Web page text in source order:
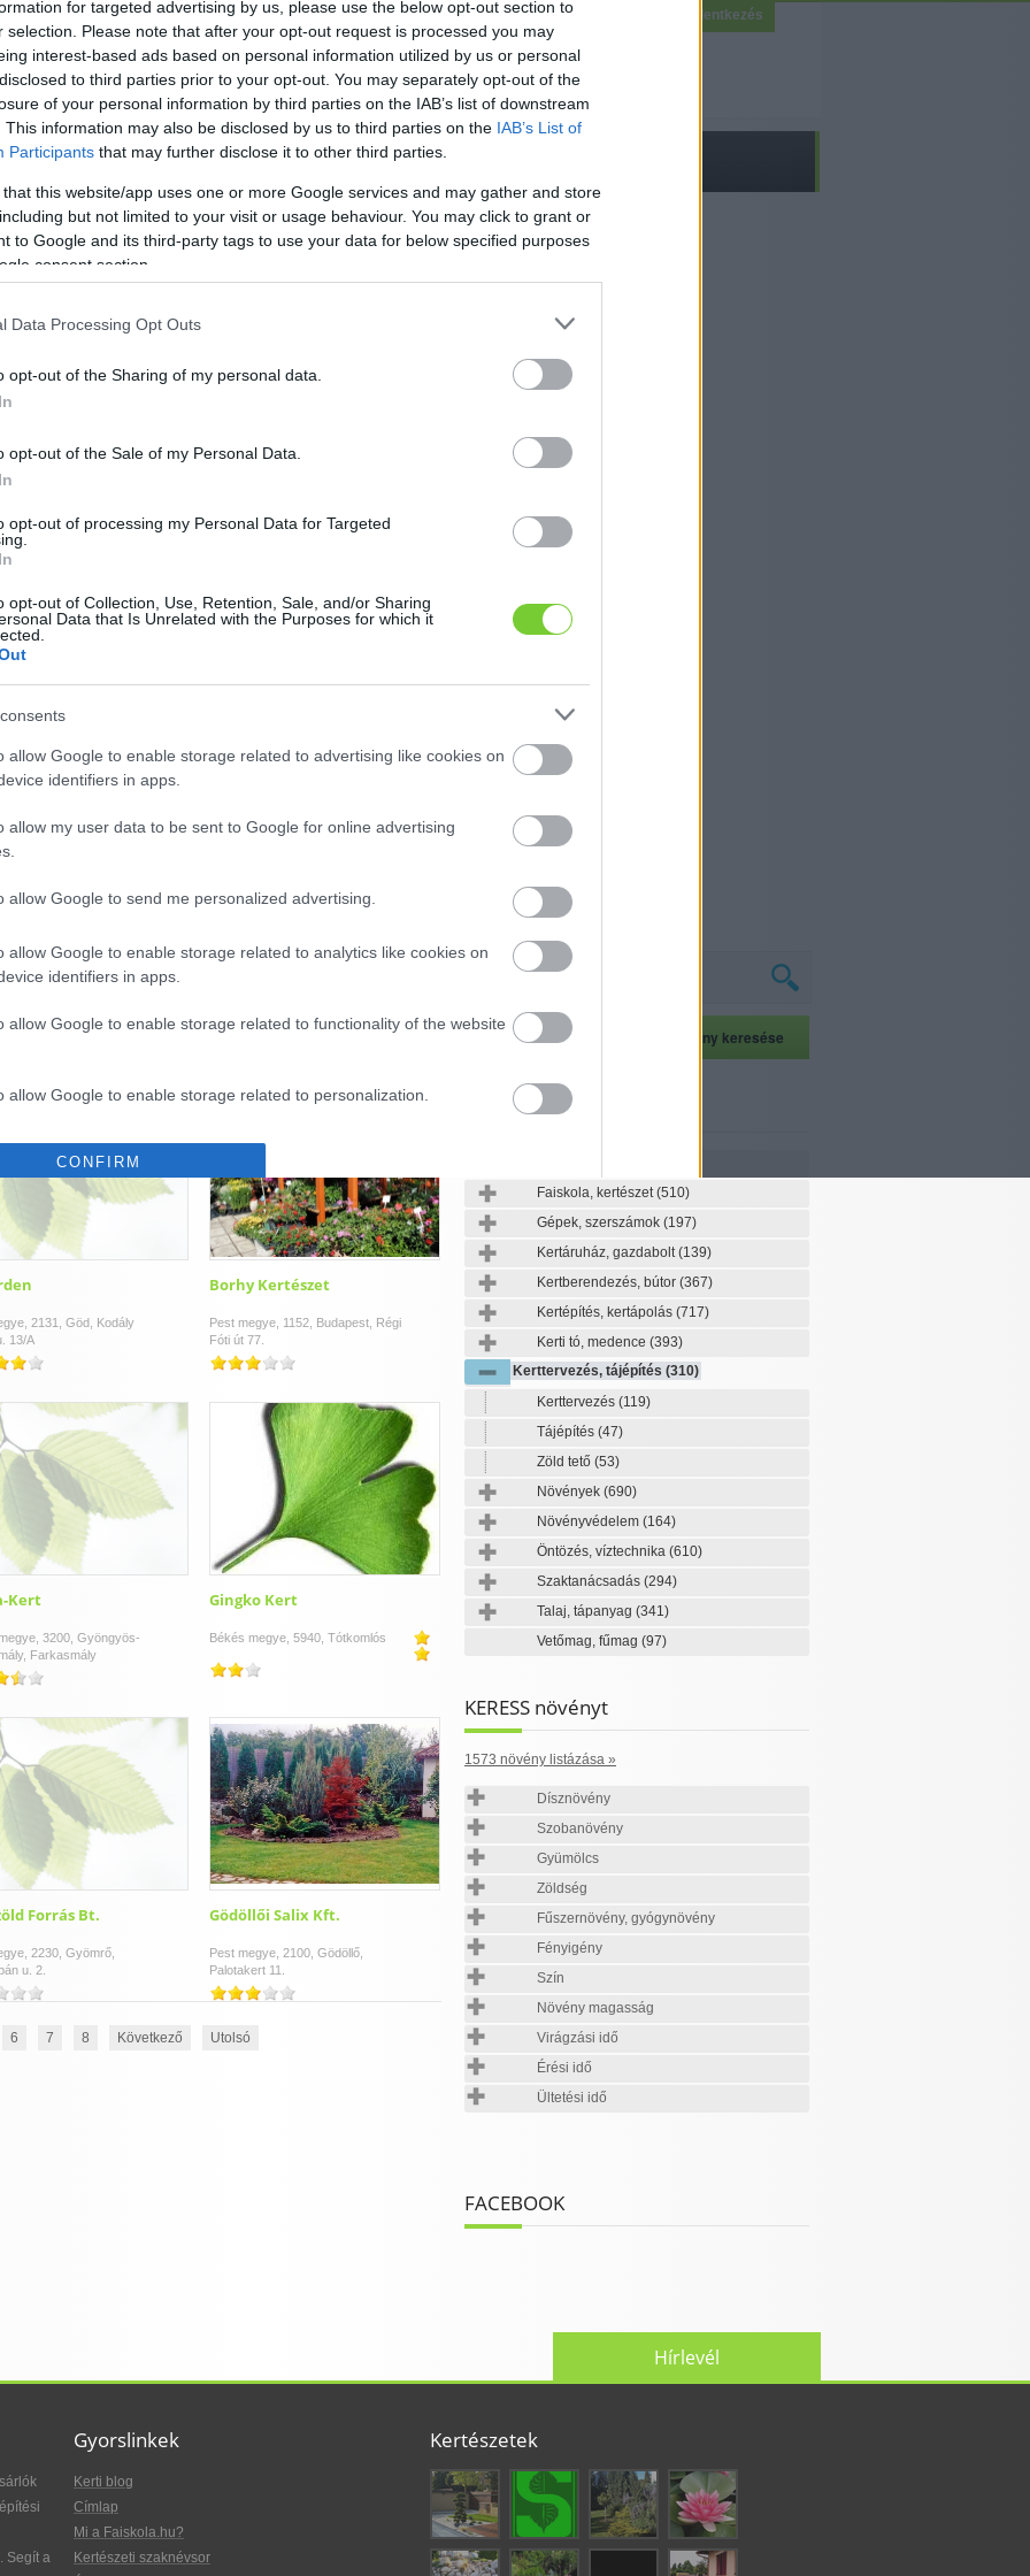
for targeted advertising by us, please use the below opt-out section to
selection. Please note that after your opt-out request is processed you may
interest-based ads based on personal information utilized by us or personal
to third parties prior to your opt-out. You may separately opt-out of the
of your personal information by third parties on the IAB’s list of downstream
This information may also be disclosed by us to third parties on the IAB’s List of
Participants that may further disclose it to other third parties.
that this website/app uses one or more Google services and may gather and store
but not limited to your visit or usage behaviour. You may click to grant or
to Google and its third-party tags to use your data for below specified purposes
consent section.
Data Processing Opt Outs
opt-out of the Sharing of my personal data.
opt-out of the Sale of my Personal Data.
opt-out of processing my Personal Data for Targeted
opt-out of Collection, Use, Retention, Sale, and/or Sharing
Data that Is Unrelated with the Purposes for which it
allow Google to enable storage related to advertising like cookies on
identifiers in apps.
allow my user data to be sent to Google for online advertising
allow Google to send me personalized advertising.
allow Google to enable storage related to analytics like cookies on
identifiers in apps.
allow Google to enable storage related to functionality of the website
allow Google to enable storage related to personalization.
allow Google to enable storage related to security, including
functionality and fraud prevention, and other user protection.
CONFIRM
Data Access Privacy Policy
Jelszó Emlékezzen rám
Regisztráció
Bejelentkezés
szaknévsora
KERTÉSZ ÉS KERTÉSZET REGISZTRÁCIÓ NÖVÉNYKATALÓGUS
2
2
4
6
2
2
4
91 Szaknévsori adatlap létrehozása
Endre út 74.
2131, Göd, Kodály
13/A
Borhy Kertészet
Pest megye, 1152, Budapest, Régi
Fóti út 77.
Kert
3200, Gyöngyös-
Farkasmály
Gingko Kert
Békés megye, 5940, Tótkomlós
Forrás Bt.
2230, Gyömrő,
u. 2.
Gödöllői Salix Kft.
Pest megye, 2100, Gödöllő,
Palotakert 11.
6 7 8 Következő Utolsó
Kertészeti szaknévsor
Faiskola, kertészet(510)
Gépek, szerszámok (197)
Kertáruház, gazdabolt(139)
Kertberendezés, bútor (367)
Kertépítés, kertápolás (717)
Kerti tó, medence (393)
Kerttervezés, tájépítés (310)
Kerttervezés (119)
Tájépítés (47)
Zöld tető (53)
Növények (690)
Növényvédelem (164)
Öntözés, víztechnika (610)
Szaktanácsadás (294)
Talaj, tápanyag (341)
Vetőmag, fűmag (97)
KERESS növényt
1573 növény listázása »
Dísznövény
Szobanövény
Gyümölcs
Zöldség
Fűszernövény, gyógynövény
Fényigény
Szín
Növény magasság
Virágzási idő
Érési idő
Ültetési idő
FACEBOOK
Hírlevél
Segít a
Gyorslinkek
Kerti blog
Címlap
Mi a Faiskola.hu?
Kertészeti szaknévsor
Kertészetek